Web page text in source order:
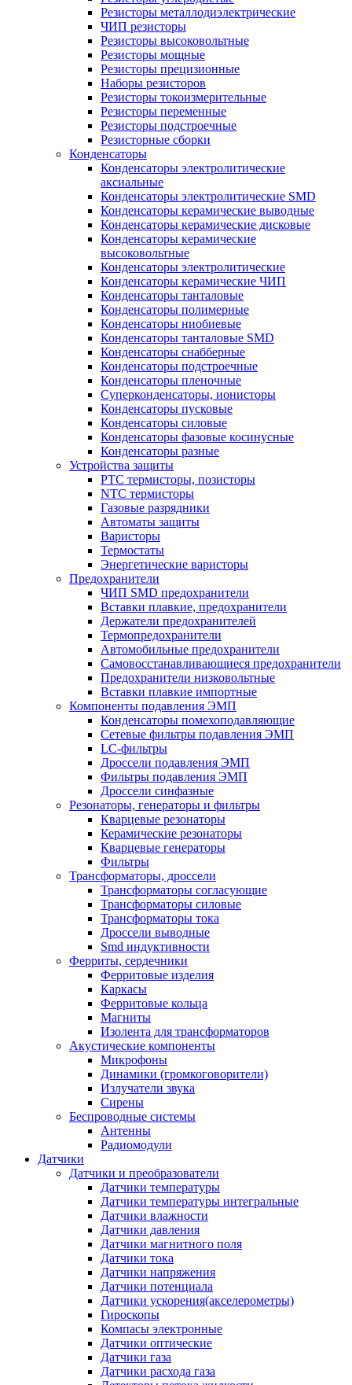
Резисторы металлодиэлектрические
ЧИП резисторы
Резисторы высоковольтные
Резисторы мощные
Резисторы прецизионные
Наборы резисторов
Резисторы токоизмерительные
Резисторы переменные
Резисторы подстроечные
Резисторные сборки
Конденсаторы
Конденсаторы электролитические
аксиальные
Конденсаторы электролитические SMD
Конденсаторы керамические выводные
Конденсаторы керамические дисковые
Конденсаторы керамические
высоковольтные
Конденсаторы электролитические
Конденсаторы керамические ЧИП
Конденсаторы танталовые
Конденсаторы полимерные
Конденсаторы ниобиевые
Конденсаторы танталовые SMD
Конденсаторы снабберные
Конденсаторы подстроечные
Конденсаторы пленочные
Суперконденсаторы, ионисторы
Конденсаторы пусковые
Конденсаторы силовые
Конденсаторы фазовые косинусные
Конденсаторы разные
Устройства защиты
PTC термисторы, позисторы
NTC термисторы
Газовые разрядники
Автоматы защиты
Варисторы
Термостаты
Энергетические варисторы
Предохранители
ЧИП SMD предохранители
Вставки плавкие, предохранители
Держатели предохранителей
Термопредохранители
Автомобильные предохранители
Самовосстанавливающиеся предохранители
Предохранители низковольтные
Вставки плавкие импортные
Компоненты подавления ЭМП
Конденсаторы помехоподавляющие
Сетевые фильтры подавления ЭМП
LC-фильтры
Дроссели подавления ЭМП
Фильтры подавления ЭМП
Дроссели синфазные
Резонаторы, генераторы и фильтры
Кварцевые резонаторы
Керамические резонаторы
Кварцевые генераторы
Фильтры
Трансформаторы, дроссели
Трансформаторы согласующие
Трансформаторы силовые
Трансформаторы тока
Дроссели выводные
Smd индуктивности
Ферриты, сердечники
Ферритовые изделия
Каркасы
Ферритовые кольца
Магниты
Изолента для трансформаторов
Акустические компоненты
Микрофоны
Динамики (громкоговорители)
Излучатели звука
Сирены
Беспроводные системы
Антенны
Радиомодули
Датчики
Датчики и преобразователи
Датчики температуры
Датчики температуры интегральные
Датчики влажности
Датчики давления
Датчики магнитного поля
Датчики тока
Датчики напряжения
Датчики потенциала
Датчики ускорения(акселерометры)
Гироскопы
Компасы электронные
Датчики оптические
Датчики газа
Датчики расхода газа